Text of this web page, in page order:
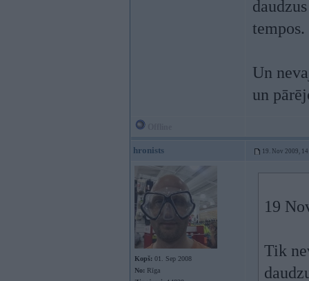
tempos.
Un
un
hronists 19. Nov 2009,
Kopš: 01. Sep 2008
No: Rīga
19
Tik